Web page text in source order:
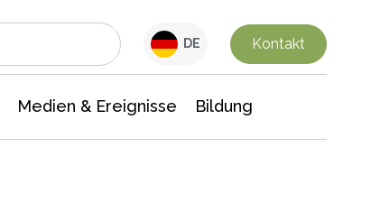
DE Kontakt
Medien & Ereignisse Bildung